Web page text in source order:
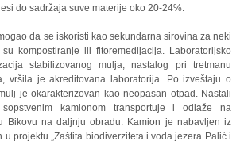
do sadržaja suve materije oko 20-24%.
da se iskoristi kao sekundarna sirovina za neki
kompostiranje ili fitoremedijacija. Laboratorijsko
stabilizovanog mulja, nastalog pri tretmanu
vršila je akreditovana laboratorija. Po izveštaju o
je okarakterizovan kao neopasan otpad. Nastali
kamionom transportuje i odlaže na
Bikovu na daljnju obradu. Kamion je nabavljen iz
projektu „Zaštita biodiverziteta i voda jezera Palić i